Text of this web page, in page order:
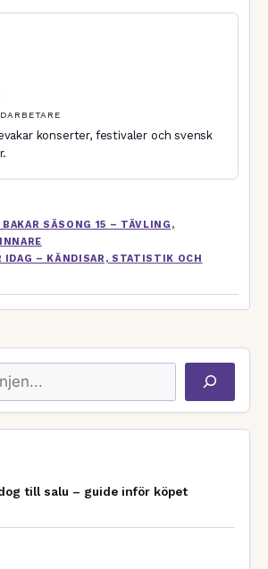
konserter, festivaler och svensk
BAKAR SÄSONG 15 – TÄVLING,
IDAG – KÄNDISAR, STATISTIK OCH
till salu – guide inför köpet